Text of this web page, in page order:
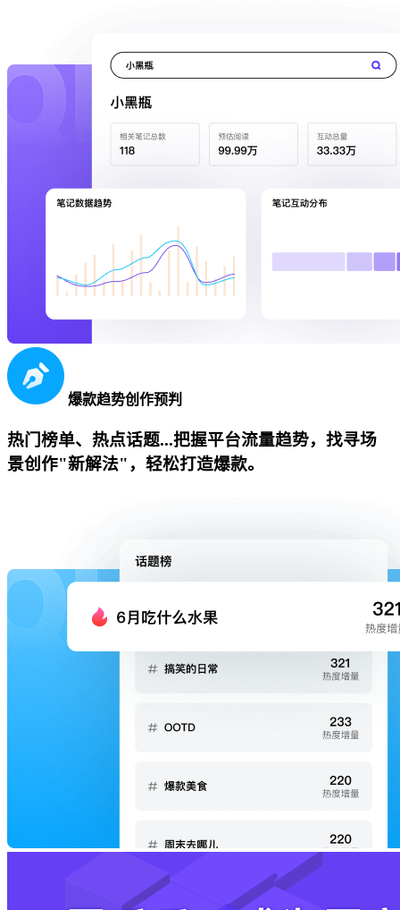
爆款趋势创作预判
热门榜单、热点话题...把握平台流量趋势，找寻场
景创作"新解法"，轻松打造爆款。